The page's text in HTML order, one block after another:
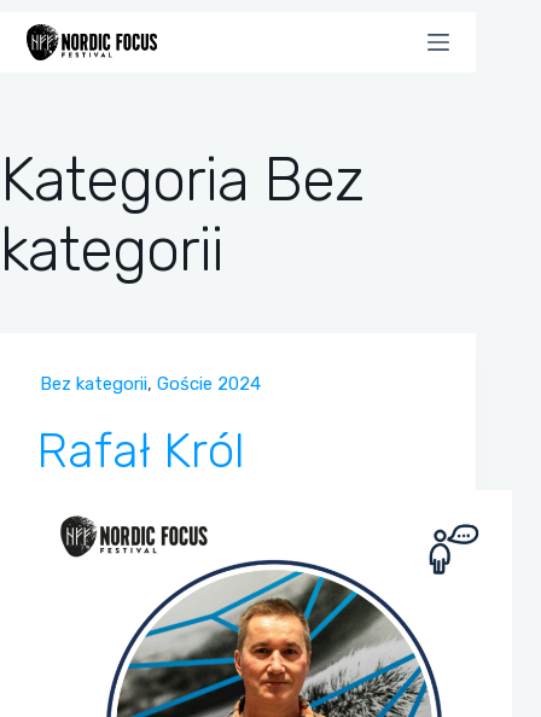
treści
Kategoria Bez
kategorii
Bez kategorii, Goście 2024
Rafał Król